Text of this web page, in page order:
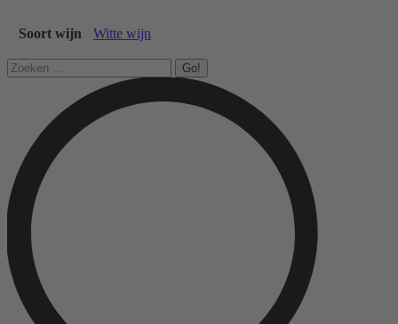
Soort wijn Witte wijn
Search: